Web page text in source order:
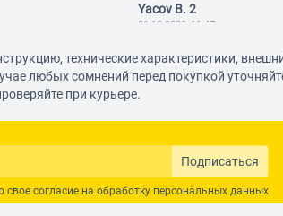
Yacov B. 2
01.12.2020, 11:47
Достоинства:
Недостатки:
денис с. 2
01.12.2020, 11:47
технические характеристики,
любых сомнений перед покупкой
при курьере.
Подписаться
свое согласие на обработку персональных данных